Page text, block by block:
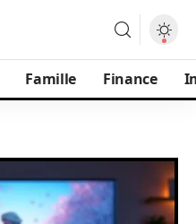
Famille Finance